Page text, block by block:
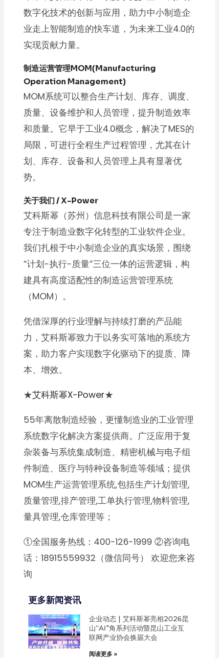
数字化技术的创新与应用，助力中小制造企
业走上智能制造的快车道，为未来工业4.0的
实现贡献力量。
制造运营管理MOM(Manufacturing
Operation Management)
MOM系统可以整合生产计划、库存、调度、
质量、设备维护和人员管理，提升制造效率
和质量。它早于工业4.0概念，解决了MES的
局限，可进行全程生产过程管理，尤其在计
划、库存、设备和人员管理上具有显著优
势。
关于我们 / X-Power
艾科斯幂（苏州）信息科技有限公司是一家
专注于制造业数字化转型的工业软件企业。
我们扎根于中小制造企业的真实场景，围绕
“计划-执行-质量”三位一体的运营逻辑，构
建具有高度适配性的制造运营管理系统
（MOM）。
凭借深厚的行业理解与持续打磨的产品能
力，艾科斯幂致力于以务实可落地的系统方
案，助力客户实现数字化驱动下的提质、降
本、增效。
★艾科斯幂X-Power★
55年离散制造经验，更懂制造业的工业管理
系统数字化解决方案提供商。广泛应用于复
杂装备与系统集成制造、精密机械与电子组
件制造、医疗与特种设备制造等领域；提供
MOM生产运营管理系统,包括生产计划管理,
质量管理,排产管理,工单执行管理,物料管理,
量具管理,仓库管理等；
①全国服务热线：400-126-1999 ②咨询电
话：18915559932（微信同号） 欢迎您来咨
询
更多新闻资讯
企业动态 | 艾科斯幂亮相2026昆
山“AI”角系列活动暨昆山工业互
联网产业协会换届大会
阅读更多 »